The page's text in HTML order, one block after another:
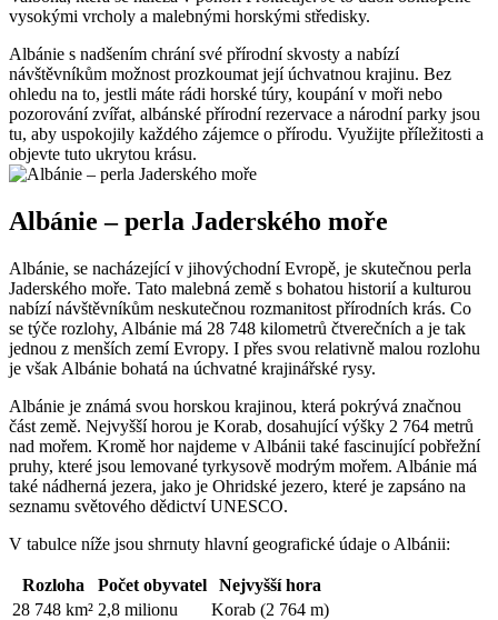
vysokými‍ vrcholy a malebnými horskými středisky.
Albánie‍ s nadšením chrání své přírodní‌ skvosty ⁢a nabízí
návštěvníkům možnost prozkoumat její úchvatnou krajinu. ‌Bez
ohledu na to, jestli ⁣máte rádi horské‌ túry, koupání v moři nebo
pozorování zvířat, albánské přírodní rezervace a národní parky jsou
tu, aby uspokojily každého zájemce o přírodu. Využijte příležitosti a
objevte tuto ukrytou krásu.
Albánie – perla ​Jaderského moře
Albánie, se nacházející v jihovýchodní Evropě, je skutečnou perla
Jaderského moře. Tato malebná země s bohatou historií a kulturou
nabízí návštěvníkům neskutečnou rozmanitost přírodních krás. Co
se týče rozlohy, Albánie má 28 748 kilometrů čtverečních a je tak
⁣jednou z menších zemí⁣ Evropy. I přes svou relativně malou rozlohu
je však Albánie bohatá na úchvatné krajinářské rysy.
Albánie⁣ je známá svou horskou krajinou, která pokrývá značnou
část​ země.‍ Nejvyšší ‌horou je Korab, dosahující výšky 2 764 metrů
nad mořem. Kromě hor najdeme v ​Albánii také fascinující pobřežní
pruhy, které‍ jsou lemované tyrkysově modrým​ mořem. Albánie má
také⁢ nádherná jezera, jako je ‍Ohridské jezero, které je zapsáno na
seznamu světového dědictví UNESCO.
V tabulce níže jsou‌ shrnuty hlavní geografické údaje o Albánii:
Rozloha Počet obyvatel
Nejvyšší hora
28 748 km² 2,8 milionu Korab (2 764 m)